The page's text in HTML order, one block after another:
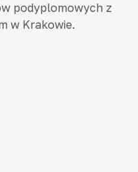
podyplomowych z
w Krakowie.